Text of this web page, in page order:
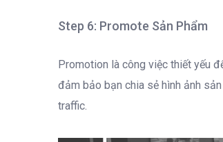
Step 6: Promote Sản Phẩm
Promotion là công việc thiết yếu
đảm bảo bạn chia sẻ hình ảnh
traffic.